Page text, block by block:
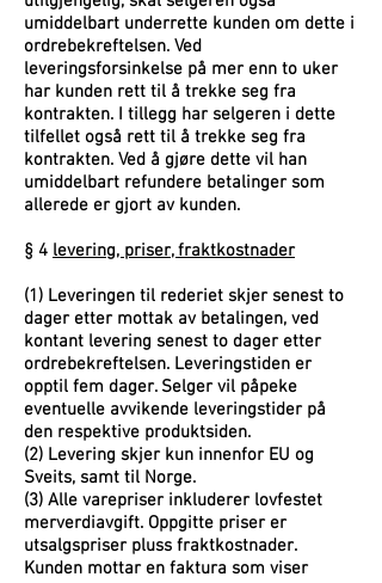
umiddelbart underrette kunden om dette i
ordrebekreftelsen. Ved
leveringsforsinkelse på mer enn to uker
har kunden rett til å trekke seg fra
kontrakten. I tillegg har selgeren i dette
tilfellet også rett til å trekke seg fra
kontrakten. Ved å gjøre dette vil han
umiddelbart refundere betalinger som
allerede er gjort av kunden.
§ 4 levering, priser, fraktkostnader
(1) Leveringen til rederiet skjer senest to
dager etter mottak av betalingen, ved
kontant levering senest to dager etter
ordrebekreftelsen. Leveringstiden er
opptil fem dager. Selger vil påpeke
eventuelle avvikende leveringstider på
den respektive produktsiden.
(2) Levering skjer kun innenfor EU og
Sveits, samt til Norge.
(3) Alle varepriser inkluderer lovfestet
merverdiavgift. Oppgitte priser er
utsalgspriser pluss fraktkostnader.
Kunden mottar en faktura som viser